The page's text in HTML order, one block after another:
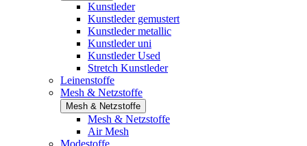
Kunstleder
Kunstleder gemustert
Kunstleder metallic
Kunstleder uni
Kunstleder Used
Stretch Kunstleder
Leinenstoffe
Mesh & Netzstoffe
Mesh & Netzstoffe
Mesh & Netzstoffe
Air Mesh
Modestoffe